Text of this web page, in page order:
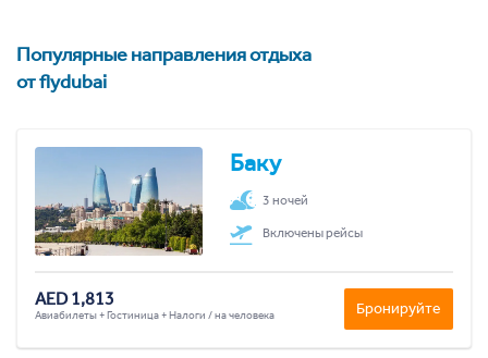
Популярные направления отдыха
от flydubai
Баку
3 ночей
Включены рейсы
AED 1,813
Авиабилеты + Гостиница + Налоги / на человека Бронируйте